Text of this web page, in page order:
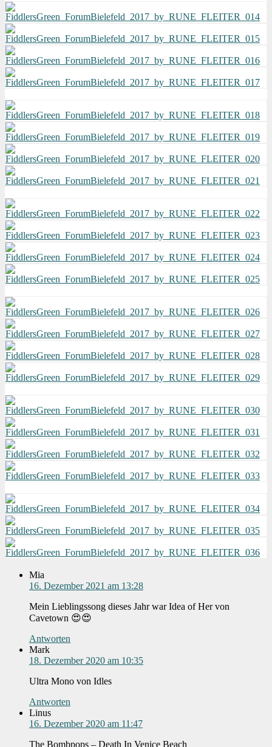
Mia
16. Dezember 2021 am 13:28
Mein Lieblingssong dieses Jahr war Idea of Her von
Cavetown 😍😍
Antworten
Mark
18. Dezember 2020 am 10:35
Ultra Mono von Idles
Antworten
Linus
16. Dezember 2020 am 11:47
The Bombpops – Death In Venice Beach